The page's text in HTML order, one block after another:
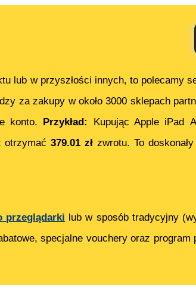
lub w przyszłości innych, to polecamy
za zakupy w około 3000 sklepach
konto. Przykład: KupującApple iPad
otrzymać379.01 zł zwrotu. To
przeglądarki lub w sposób tradycyjny
specjalne vouchery oraz